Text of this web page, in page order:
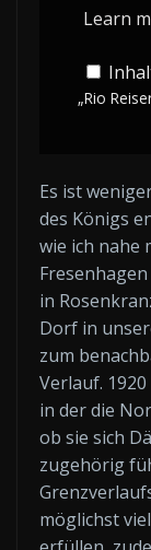
Learn
„Rio
Es ist
des Königs
wie ich nahe
in
Dorf in
zum
Verlauf.
in der die
ob sie sich
zugehörig
möglichst